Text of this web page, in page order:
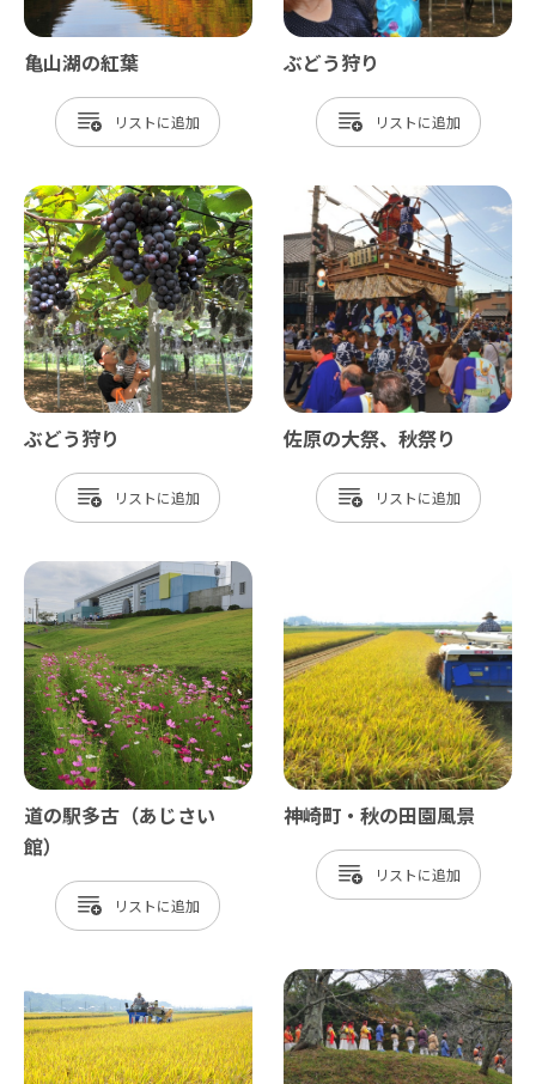
亀山湖の紅葉
リスト
ぶどう狩り
リスト
ぶどう狩り
リスト
佐原の大祭、秋祭り
リスト
道の駅多古（あじさい
館）
リスト
神崎町・秋の田園風景
リスト